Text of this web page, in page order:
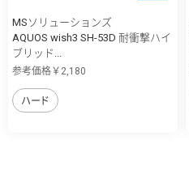
MSソリューションズ
AQUOS wish3 SH-53D 耐衝撃ハイ
ブリッド...
参考価格￥2,180
ハード